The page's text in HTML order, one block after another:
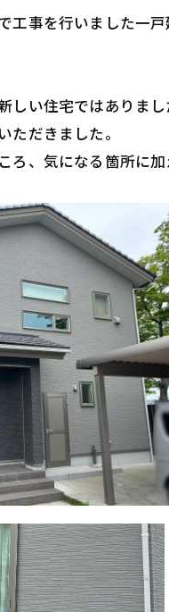
工事を行いました一
しい住宅ではありま
ただきました。
ろ、気になる箇所に